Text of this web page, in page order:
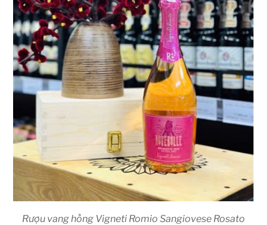
Rượu vang hồng Vigneti Romio Sangiovese Rosato